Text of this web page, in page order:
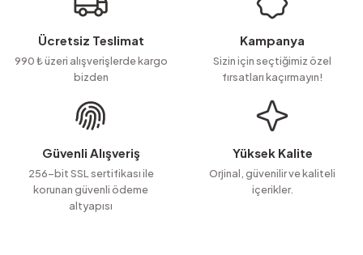
Ürün resmi kalitesiz, bozuk veya görüntülenemiyor.
Ürün açıklamasında eksik bilgiler bulunuyor.
Ürün bilgilerinde hatalar bulunuyor.
Ürün fiyatı diğer sitelerden daha pahalı.
Bu ürüne benzer farklı alternatifler olmalı.
Ücretsiz Teslimat
990 ₺ üzeri alışverişlerde kargo
bizden
Kampanya
Sizin için seçtiğimiz özel
fırsatları kaçırmayın!
Güvenli Alışveriş
256-bit SSL sertifikası ile
korunan güvenli ödeme
altyapısı
Yüksek Kalite
Orjinal, güvenilir ve kaliteli
içerikler.